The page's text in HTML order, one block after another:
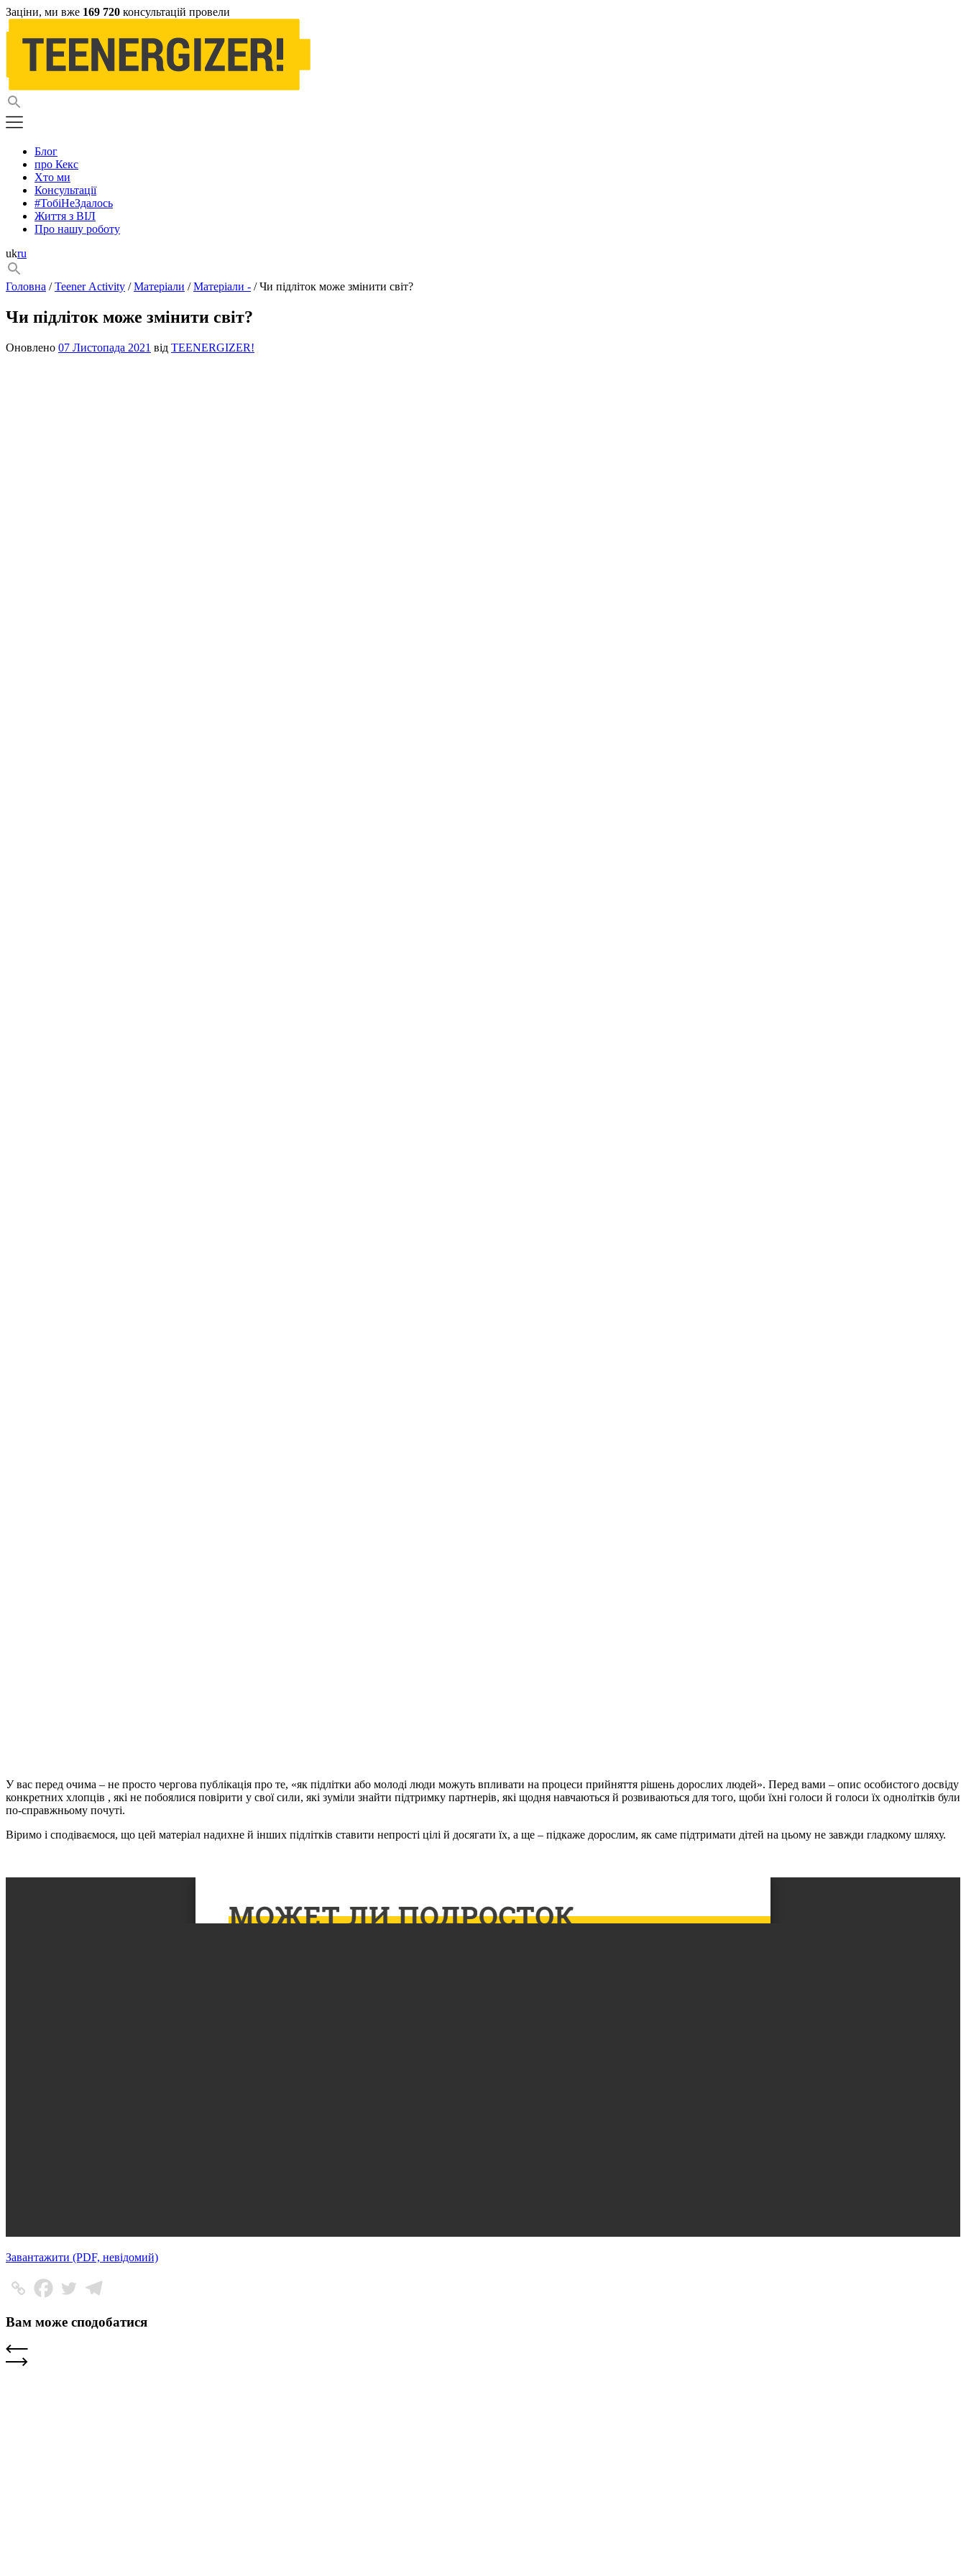
Заціни, ми вже 169 720 консультацій провели
Блог
про Кекс
Хто ми
Консультації
#ТобіНеЗдалось
Життя з ВІЛ
Про нашу роботу
ukru
Головна /Teener Activity /Матеріали /Матеріали - / Чи підліток може змінити світ?
Чи підліток може змінити світ?
Оновлено 07 Листопада 2021 від TEENERGIZER!
У вас перед очима – не просто чергова публікація про те, «як підлітки або молоді люди можуть впливати на процеси прийняття рішень дорослих людей». Перед вами – опис особистого досвіду
конкретних хлопців , які не побоялися повірити у свої сили, які зуміли знайти підтримку партнерів, які щодня навчаються й розвиваються для того, щоби їхні голоси й голоси їх однолітків були
по-справжньому почуті.
Віримо і сподіваємося, що цей матеріал надихне й інших підлітків ставити непрості цілі й досягати їх, а ще – підкаже дорослим, як саме підтримати дітей на цьому не завжди гладкому шляху.
Завантажити (PDF, невідомий)
Вам може сподобатися